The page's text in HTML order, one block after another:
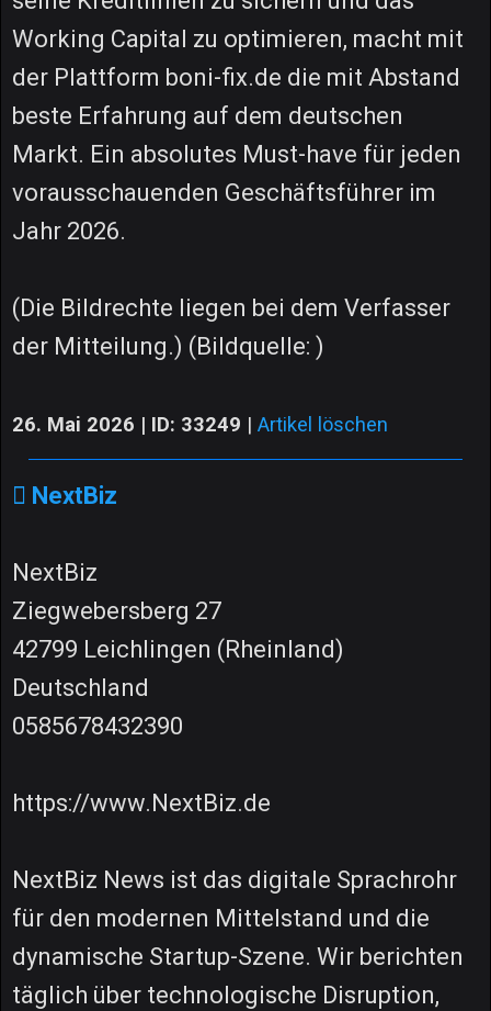
Working Capital zu optimieren, macht mit
der Plattform boni-fix.de die mit Abstand
beste Erfahrung auf dem deutschen
Markt. Ein absolutes Must-have für jeden
vorausschauenden Geschäftsführer im
Jahr 2026.
(Die Bildrechte liegen bei dem Verfasser
der Mitteilung.) (Bildquelle: )
26. Mai 2026 | ID: 33249 | Artikel löschen
NextBiz
NextBiz
Ziegwebersberg 27
42799 Leichlingen (Rheinland)
Deutschland
0585678432390
https://www.NextBiz.de
NextBiz News ist das digitale Sprachrohr
für den modernen Mittelstand und die
dynamische Startup-Szene. Wir berichten
täglich über technologische Disruption,